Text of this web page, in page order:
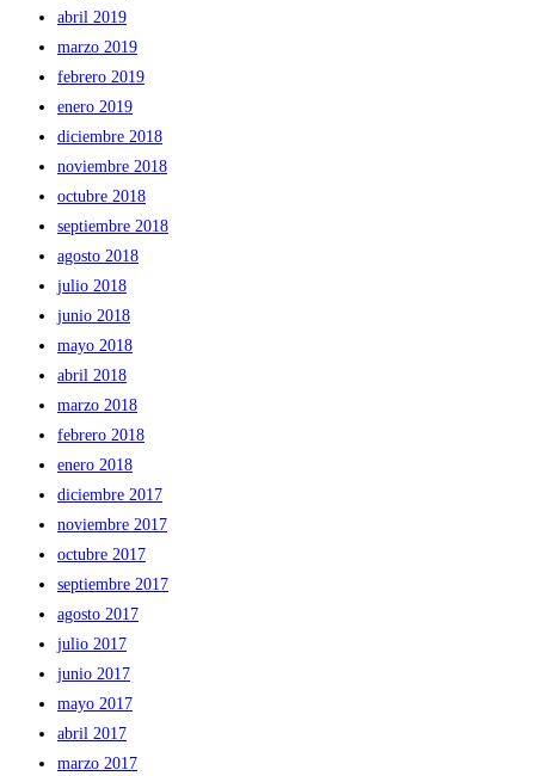
abril 2019
marzo 2019
febrero 2019
enero 2019
diciembre 2018
noviembre 2018
octubre 2018
septiembre 2018
agosto 2018
julio 2018
junio 2018
mayo 2018
abril 2018
marzo 2018
febrero 2018
enero 2018
diciembre 2017
noviembre 2017
octubre 2017
septiembre 2017
agosto 2017
julio 2017
junio 2017
mayo 2017
abril 2017
marzo 2017